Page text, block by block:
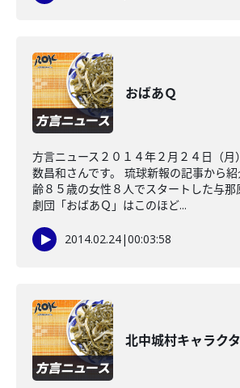
おばあＱ
方言ニュース２０１４年２月２４日（
数昌和さんです。 琉球新報の記事から
齢８５歳の女性８人でスタートした与
劇団「おばあＱ」はこのほど...
2014.02.24|00:03:58
北中城村キャラク